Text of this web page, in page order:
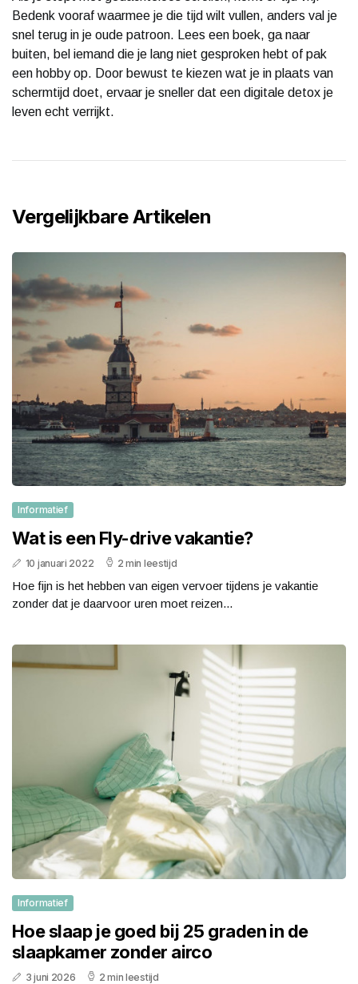
Bedenk vooraf waarmee je die tijd wilt vullen, anders val je
snel terug in je oude patroon. Lees een boek, ga naar
buiten, bel iemand die je lang niet gesproken hebt of pak
een hobby op. Door bewust te kiezen wat je in plaats van
schermtijd doet, ervaar je sneller dat een digitale detox je
leven echt verrijkt.
Vergelijkbare Artikelen
Informatief
Wat is een Fly-drive vakantie?
10 januari 2022 2 min leestijd
Hoe fijn is het hebben van eigen vervoer tijdens je vakantie
zonder dat je daarvoor uren moet reizen...
Informatief
Hoe slaap je goed bij 25 graden in de
slaapkamer zonder airco
3 juni 2026 2 min leestijd